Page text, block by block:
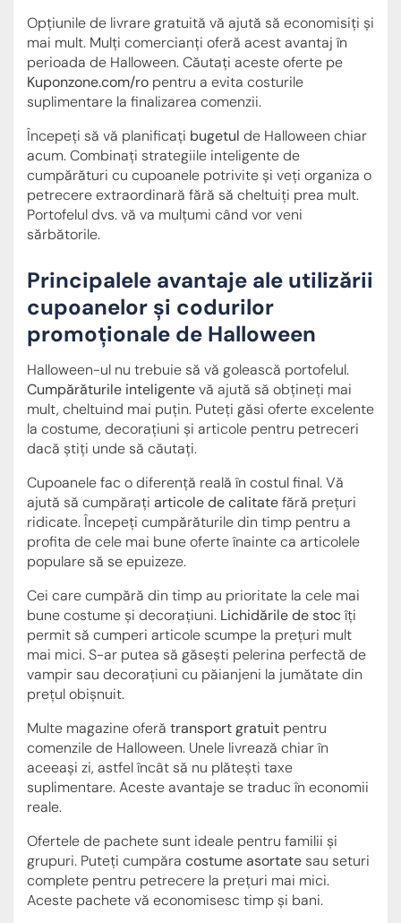
Opțiunile de livrare gratuită vă ajută să economisiți și
mai mult. Mulți comercianți oferă acest avantaj în
perioada de Halloween. Căutați aceste oferte pe
Kuponzone.com/ro pentru a evita costurile
suplimentare la finalizarea comenzii.
Începeți să vă planificați bugetul de Halloween chiar
acum. Combinați strategiile inteligente de
cumpărături cu cupoanele potrivite și veți organiza o
petrecere extraordinară fără să cheltuiți prea mult.
Portofelul dvs. vă va mulțumi când vor veni
sărbătorile.
Principalele avantaje ale utilizării
cupoanelor și codurilor
promoționale de Halloween
Halloween-ul nu trebuie să vă golească portofelul.
Cumpărăturile inteligentevă ajută să obțineți mai
mult, cheltuind mai puțin. Puteți găsi oferte excelente
la costume, decorațiuni și articole pentru petreceri
dacă știți unde să căutați.
Cupoanele fac o diferență reală în costul final. Vă
ajută să cumpărați articole de calitatefără prețuri
ridicate. Începeți cumpărăturile din timp pentru a
profita de cele mai bune oferte înainte ca articolele
populare să se epuizeze.
Cei care cumpără din timp au prioritate la cele mai
bune costume și decorațiuni. Lichidările de stocîți
permit să cumperi articole scumpe la prețuri mult
mai mici. S-ar putea să găsești pelerina perfectă de
vampir sau decorațiuni cu păianjeni la jumătate din
prețul obișnuit.
Multe magazine oferă transport gratuit pentru
comenzile de Halloween. Unele livrează chiar în
aceeași zi, astfel încât să nu plătești taxe
suplimentare. Aceste avantaje se traduc în economii
reale.
Ofertele de pachete sunt ideale pentru familii și
grupuri. Puteți cumpăra costume asortate sau seturi
complete pentru petrecere la prețuri mai mici.
Aceste pachete vă economisesc timp și bani.